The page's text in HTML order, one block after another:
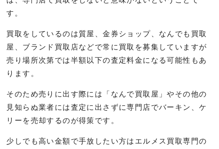
す。
買取をしているのは質屋、金券ショップ、なんでも買取
屋、ブランド買取店などで常に買取を募集していますが
売り場所次第では半額以下の査定料金になる可能性もあ
ります。
そのため売りに出す際には「なんで買取屋」やその他の
見知らぬ業者には査定に出さずに専門店でバーキン、ケ
リーを売却するのが得策です。
少しでも高い金額で手放したい方はエルメス買取専門の